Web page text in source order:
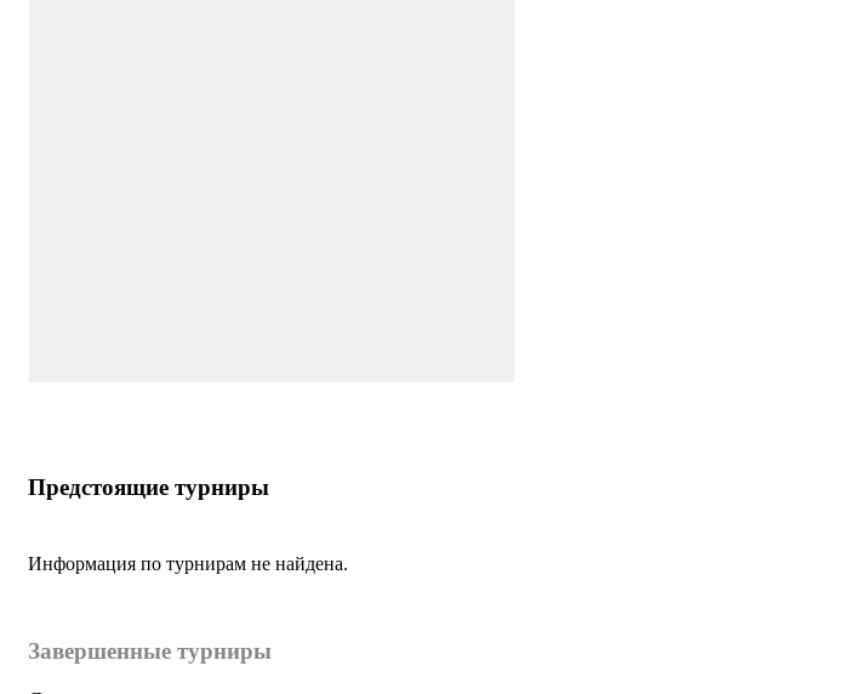
Предстоящие турниры
Информация по турнирам не найдена.
Завершенные турниры